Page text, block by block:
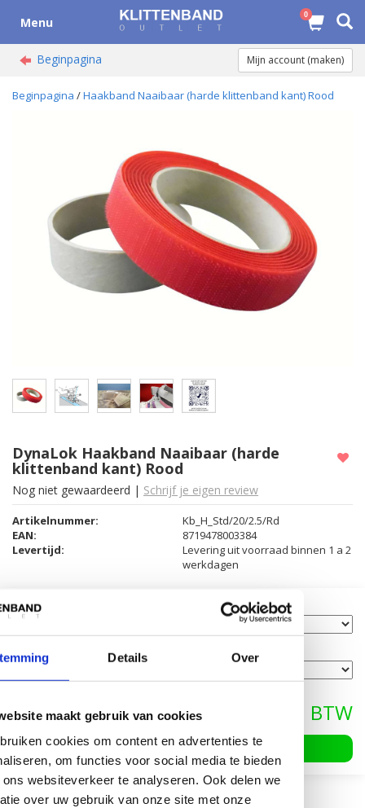
Details Over
maakt gebruik van cookies
cookies om content en advertenties te
om functies voor social media te bieden
ons websiteverkeer te analyseren. Ook delen we
over uw gebruik van onze site met onze
Menu 0
Beginpagina Mijn account (maken)
Beginpagina /Haakband Naaibaar (harde klittenband kant) Rood
DynaLok Haakband Naaibaar (harde
klittenband kant) Rood
Nog niet gewaardeerd | Schrijf je eigen review
Artikelnummer:
Kb_H_Std/20/2.5/Rd
EAN:
8719478003384
Levertijd:
Levering uit voorraad binnen 1 a 2
werkdagen
Gewenste breedte:
Gewenste lengte:*
In winkelwagen